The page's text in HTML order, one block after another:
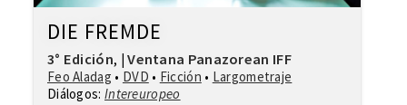
DIE FREMDE
3° Edición, |Ventana Panazorean IFF
Feo Aladag • DVD • Ficción • Largometraje
Diálogos: Intereuropeo